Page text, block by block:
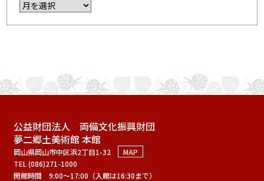
公益財団法人 両備文化振興財団
夢二郷土美術館 本館
岡山県岡山市中区浜2丁目1-32
MAP
TEL (086)271-1000
開館時間
9:00～17:00（入館は16:30まで）